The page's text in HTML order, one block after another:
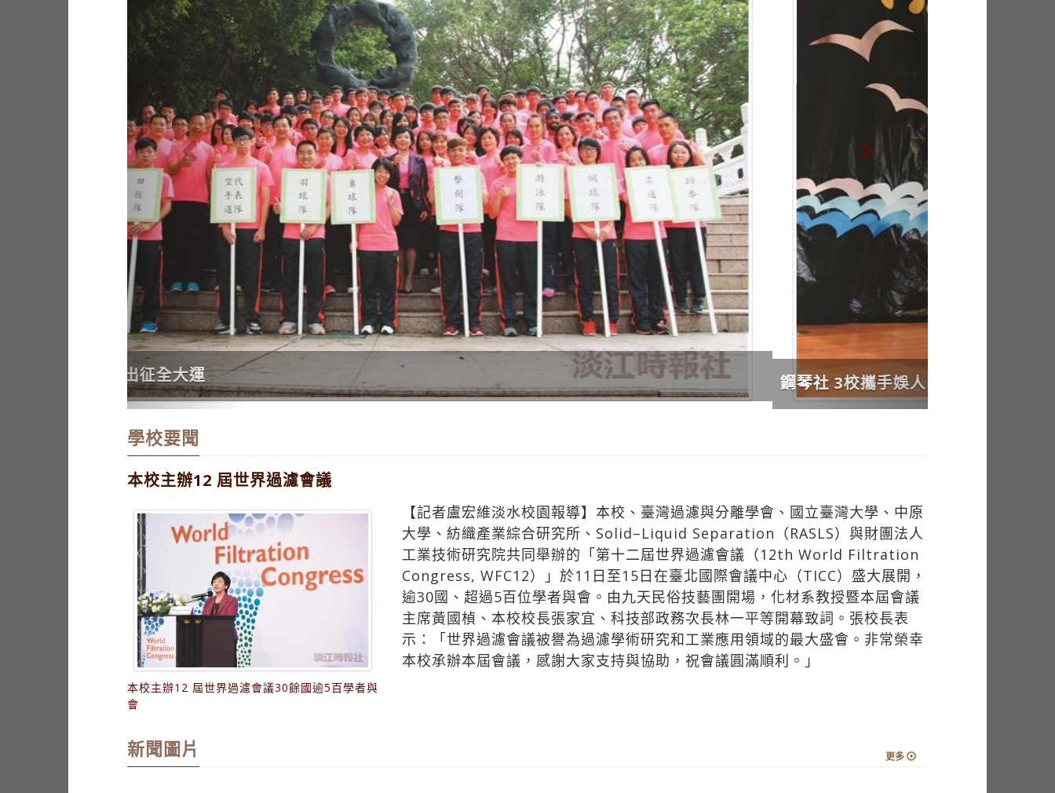
鋼琴社 3校攜手娛人
學校要聞
本校主辦12 屆世界過濾會議
本校主辦12 屆世界過濾會議30餘國逾5百學者與
會
【記者盧宏維淡水校園報導】本校、臺灣過濾與分離學會、國立臺灣大學、中原
大學、紡織產業綜合研究所、Solid–Liquid Separation（RASLS）與財團法人
工業技術研究院共同舉辦的「第十二屆世界過濾會議（12th World Filtration
Congress, WFC12）」於11日至15日在臺北國際會議中心（TICC）盛大展開，
逾30國、超過5百位學者與會。由九天民俗技藝團開場，化材系教授暨本屆會議
主席黃國楨、本校校長張家宜、科技部政務次長林一平等開幕致詞。張校長表
示：「世界過濾會議被譽為過濾學術研究和工業應用領域的最大盛會。非常榮幸
本校承辦本屆會議，感謝大家支持與協助，祝會議圓滿順利。」
新聞圖片 更多